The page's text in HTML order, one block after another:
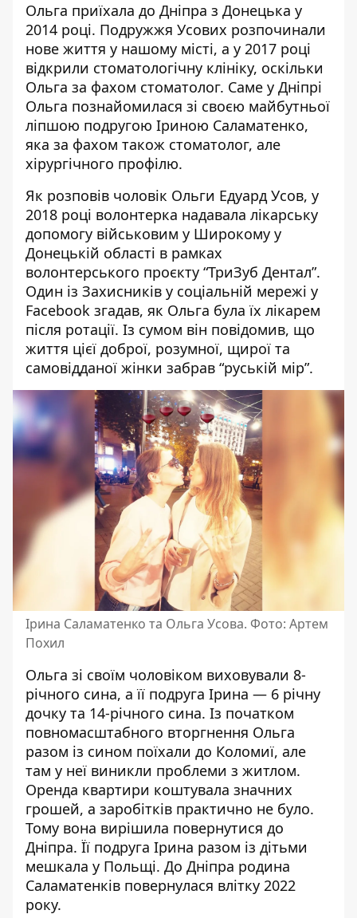
Ольга приїхала до Дніпра з Донецька у
2014 році. Подружжя Усових розпочинали
нове життя у нашому місті, а у 2017 році
відкрили стоматологічну клініку, оскільки
Ольга за фахом стоматолог. Саме у Дніпрі
Ольга познайомилася зі своєю майбутньої
ліпшою подругою Іриною Саламатенко,
яка за фахом також стоматолог, але
хірургічного профілю.
Як розповів чоловік Ольги Едуард Усов, у
2018 році волонтерка надавала лікарську
допомогу військовим у Широкому у
Донецькій області в рамках
волонтерського проєкту “ТриЗуб Дентал”.
Один із Захисників у соціальній мережі у
Facebook згадав, як Ольга була їх лікарем
після ротації. Із сумом він повідомив, що
життя цієї доброї, розумної, щирої та
самовідданої жінки забрав “руській мір”.
Ірина Саламатенко та Ольга Усова. Фото: Артем
Похил
Ольга зі своїм чоловіком виховували 8-
річного сина, а її подруга Ірина — 6 річну
дочку та 14-річного сина. Із початком
повномасштабного вторгнення Ольга
разом із сином поїхали до Коломиї, але
там у неї виникли проблеми з житлом.
Оренда квартири коштувала значних
грошей, а заробітків практично не було.
Тому вона вирішила повернутися до
Дніпра. Її подруга Ірина разом із дітьми
мешкала у Польщі. До Дніпра родина
Саламатенків повернулася влітку 2022
року.